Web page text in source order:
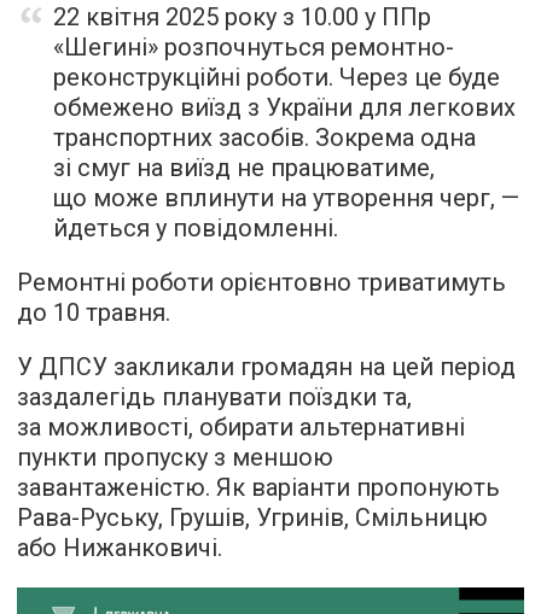
22 квітня 2025 року з 10.00 у ППр
«Шегині» розпочнуться ремонтно-
реконструкційні роботи. Через це буде
обмежено виїзд з України для легкових
транспортних засобів. Зокрема одна
зі смуг на виїзд не працюватиме,
що може вплинути на утворення черг, —
йдеться у повідомленні.
Ремонтні роботи орієнтовно триватимуть
до 10 травня.
У ДПСУ закликали громадян на цей період
заздалегідь планувати поїздки та,
за можливості, обирати альтернативні
пункти пропуску з меншою
завантаженістю. Як варіанти пропонують
Рава-Руську, Грушів, Угринів, Смільницю
або Нижанковичі.